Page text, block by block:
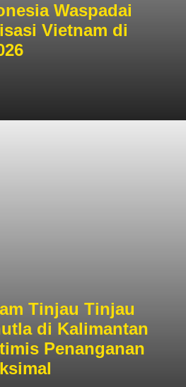
Waspadai
Vietnam di
Tinjau Tinjau
di Kalimantan
Penanganan